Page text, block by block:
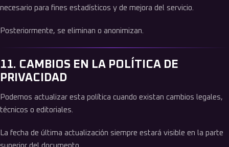
necesario para fines estadísticos y de mejora del servicio.
Posteriormente, se eliminan o anonimizan.
11. CAMBIOS EN LA POLÍTICA DE
PRIVACIDAD
Podemos actualizar esta política cuando existan cambios legales,
técnicos o editoriales.
La fecha de última actualización siempre estará visible en la parte